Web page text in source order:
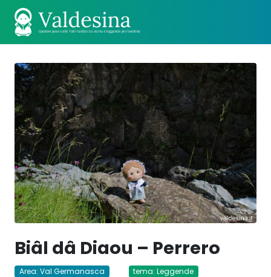
Biâl dâ Diaou – Perrero
Area: Val Germanasca tema: Leggende